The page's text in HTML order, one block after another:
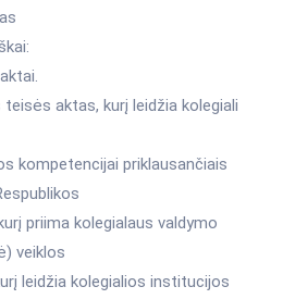
aktas, kurį leidžia kolegiali
kompetencijai priklausančiais
priima kolegialaus valdymo
veiklos
leidžia kolegialios institucijos